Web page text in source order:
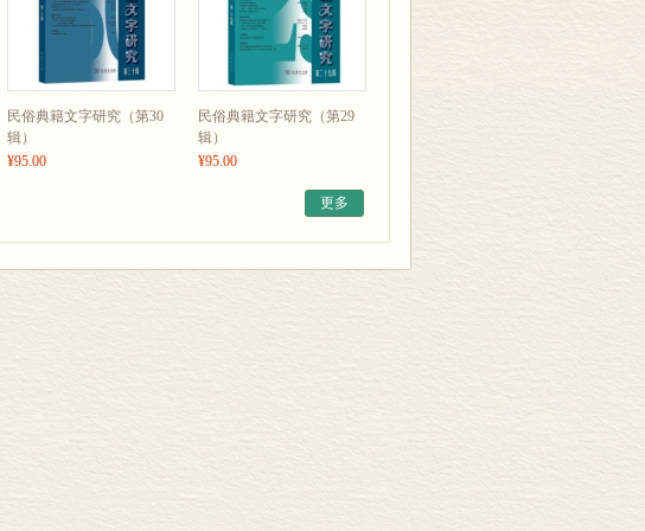
民俗典籍文字研究（第30
辑）
¥95.00
民俗典籍文字研究（第29
辑）
¥95.00
更多